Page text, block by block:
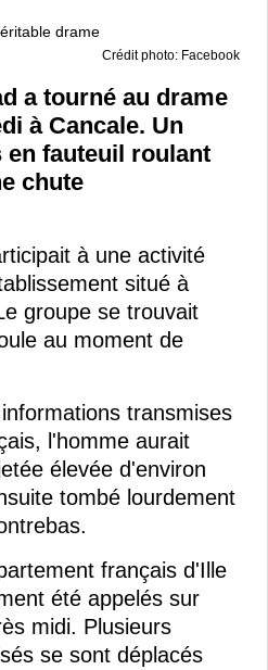
Crédit photo: Facebook
a tourné au drame
à Cancale. Un
en fauteuil roulant
chute
à une activité
situé à
groupe se trouvait
au moment de
transmises
l'homme aurait
élevée d'environ
tombé lourdement
français d'Ille
été appelés sur
midi. Plusieurs
se sont déplacés